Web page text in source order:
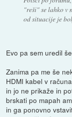
"reši" se lahko v
od situacije je
Evo pa sem uredil
Zanima pa me še
HDMI kabel v
in jo ne prikaže in
brskati po mapah
in ga ponovno